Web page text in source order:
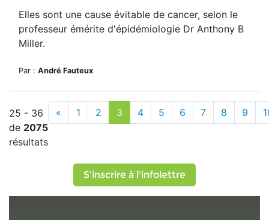
Elles sont une cause évitable de cancer, selon le
professeur émérite d'épidémiologie Dr Anthony B
Miller.
Par : André Fauteux
25 - 36
de 2075
résultats
« 1 2 3 4 5 6 7 8 9
S'inscrire à l'infolettre